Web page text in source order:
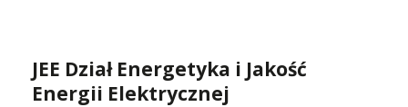
JEE Dział Energetyka i Jakość
Energii Elektrycznej